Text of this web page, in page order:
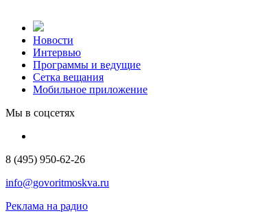
Новости
Интервью
Программы и ведущие
Сетка вещания
Мобильное приложение
Мы в соцсетях
8 (495) 950-62-26
info@govoritmoskva.ru
Реклама на радио